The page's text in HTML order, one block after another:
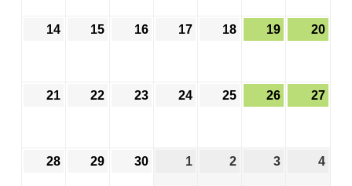
14 15 16 17 18 19 20
21 22 23 24 25 26 27
28 29 30 1 2 3 4